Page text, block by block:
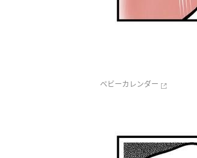
ベビーカレンダー